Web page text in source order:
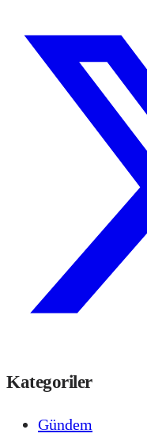
Kategoriler
Gündem